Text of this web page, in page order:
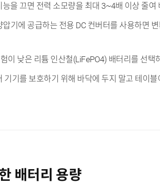
을 끄면 전력 소모량을 최대 3~4배 이상 줄
기에 공급하는 전용 DC 컨버터를 사용하면
이 낮은 리튬 인산철(LiFePO4) 배터리를 선택
기기를 보호하기 위해 바닥에 두지 말고 테이
배터리 용량